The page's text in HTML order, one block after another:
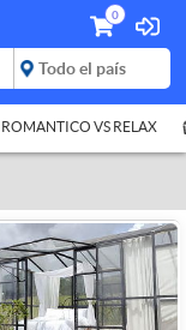
0
ROMANTICO VS RELAX